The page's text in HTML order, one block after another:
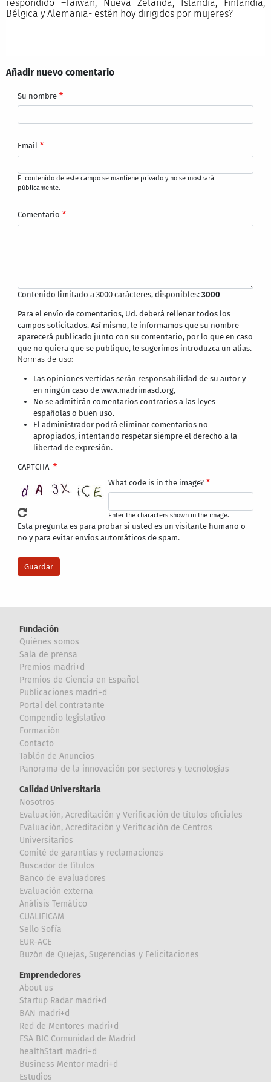
respondido –Taiwán, Nueva Zelanda, Islandia, Finlandia,
Bélgica y Alemania- estén hoy dirigidos por mujeres?
Añadir nuevo comentario
Su nombre
Email
El contenido de este campo se mantiene privado y no se mostrará
públicamente.
Comentario
Contenido limitado a 3000 carácteres, disponibles:3000
Para el envío de comentarios, Ud. deberá rellenar todos los
campos solicitados. Así mismo, le informamos que su nombre
aparecerá publicado junto con su comentario, por lo que en caso
que no quiera que se publique, le sugerimos introduzca un alias.
Normas de uso:
Las opiniones vertidas serán responsabilidad de su autor y
en ningún caso de www.madrimasd.org,
No se admitirán comentarios contrarios a las leyes
españolas o buen uso.
El administrador podrá eliminar comentarios no
apropiados, intentando respetar siempre el derecho a la
libertad de expresión.
CAPTCHA
What code is in the image?
Enter the characters shown in the image.
Esta pregunta es para probar si usted es un visitante humano o
no y para evitar envíos automáticos de spam.
Fundación
Quiénes somos
Sala de prensa
Premios madri+d
Premios de Ciencia en Español
Publicaciones madri+d
Portal del contratante
Compendio legislativo
Formación
Contacto
Tablón de Anuncios
Panorama de la innovación por sectores y tecnologías
Calidad Universitaria
Nosotros
Evaluación, Acreditación y Verificación de títulos oficiales
Evaluación, Acreditación y Verificación de Centros
Universitarios
Comité de garantías y reclamaciones
Buscador de títulos
Banco de evaluadores
Evaluación externa
Análisis Temático
CUALIFICAM
Sello Sofía
EUR-ACE
Buzón de Quejas, Sugerencias y Felicitaciones
Emprendedores
About us
Startup Radar madri+d
BAN madri+d
Red de Mentores madri+d
ESA BIC Comunidad de Madrid
healthStart madri+d
Business Mentor madri+d
Estudios